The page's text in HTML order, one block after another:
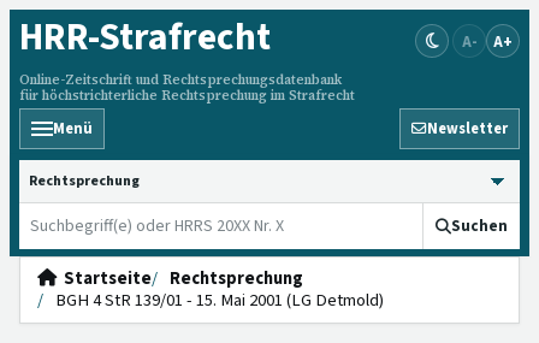
HRR-Strafrecht
Online-Zeitschrift und Rechtsprechungsdatenbank
für höchstrichterliche Rechtsprechung im Strafrecht
A- A+
Menü Newsletter
HRRS durchsuchen
Suchen
Startseite
Rechtsprechung
BGH 4 StR 139/01 - 15. Mai 2001 (LG Detmold)